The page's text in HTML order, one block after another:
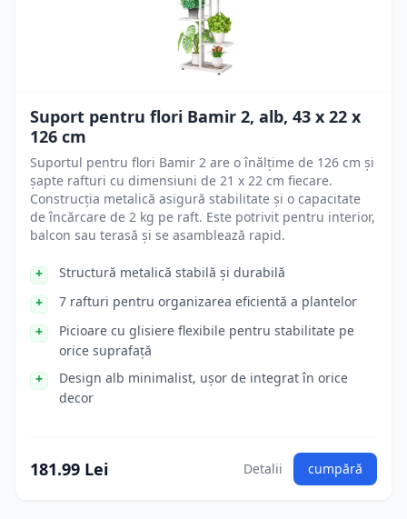
Suport pentru flori Bamir 2, alb, 43 x 22 x
126 cm
Suportul pentru flori Bamir 2 are o înălțime de 126 cm și
șapte rafturi cu dimensiuni de 21 x 22 cm fiecare.
Construcția metalică asigură stabilitate și o capacitate
de încărcare de 2 kg pe raft. Este potrivit pentru interior,
balcon sau terasă și se asamblează rapid.
Structură metalică stabilă și durabilă
7 rafturi pentru organizarea eficientă a plantelor
Picioare cu glisiere flexibile pentru stabilitate pe
orice suprafață
Design alb minimalist, ușor de integrat în orice
decor
181.99 Lei Detalii cumpără